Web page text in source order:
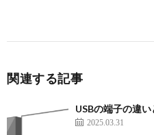
関連する記事
USBの端子の違い
2025.03.31